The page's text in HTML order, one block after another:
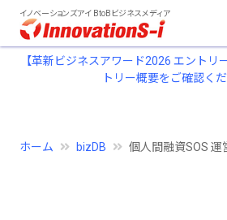
イノベーションズアイ BtoBビジネスメディア
【革新ビジネスアワード2026 エントリ
トリー概要をご確認くだ
ホーム bizDB 個人間融資SOS 運